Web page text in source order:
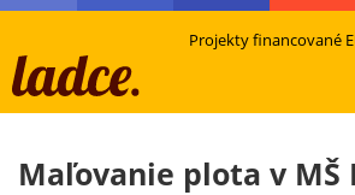
Projekty financované
Maľovanie plota v MŠ